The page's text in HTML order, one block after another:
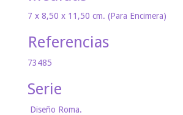
7 x 8,50 x 11,50 cm. (Para Encimera)
Referencias
73485
Serie
Diseño Roma.